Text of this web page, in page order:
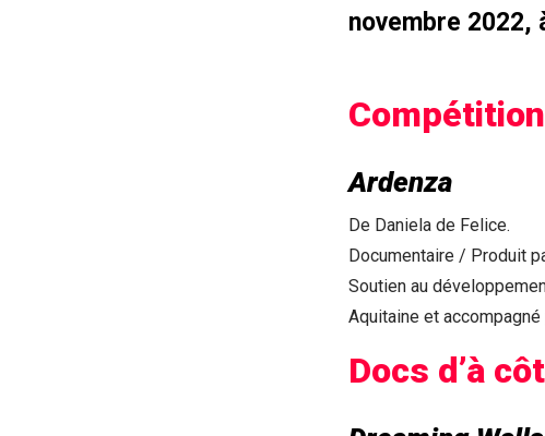
novembre 2022,
Ardenza
De Daniela de Felice.
Documentaire / Produit
Soutien au
Aquitaine et accompagné
Docs d’à